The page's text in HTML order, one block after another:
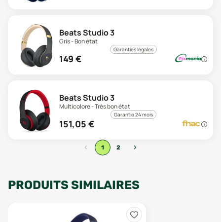
Beats Studio 3
Gris - Bon état
Garanties légales
149 €
Beats Studio 3
Multicolore - Très bon état
Garantie 24 mois
151,05 €
‹ 1 2 ›
PRODUITS SIMILAIRES